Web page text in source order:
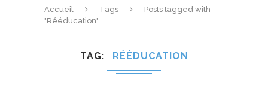
Accueil Tags
Posts tagged with
"Rééducation"
TAG RÉÉDUCATION